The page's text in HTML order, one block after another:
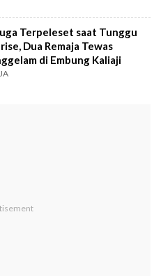
Terpeleset saat Tunggu
Dua Remaja Tewas
di Embung Kaliaji